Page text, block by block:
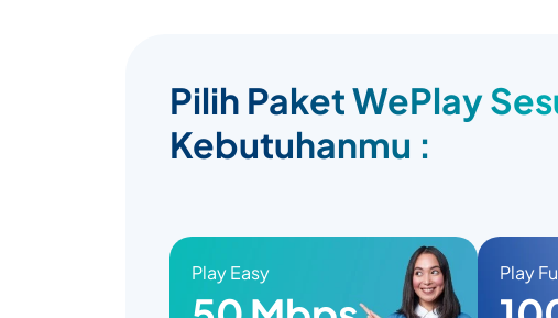
Pilih Paket WePlay
Kebutuhanmu :
Play Easy Play